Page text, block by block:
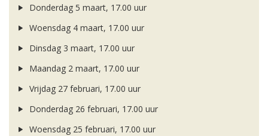
Donderdag 5 maart, 17.00 uur
Woensdag 4 maart, 17.00 uur
Dinsdag 3 maart, 17.00 uur
Maandag 2 maart, 17.00 uur
Vrijdag 27 februari, 17.00 uur
Donderdag 26 februari, 17.00 uur
Woensdag 25 februari, 17.00 uur